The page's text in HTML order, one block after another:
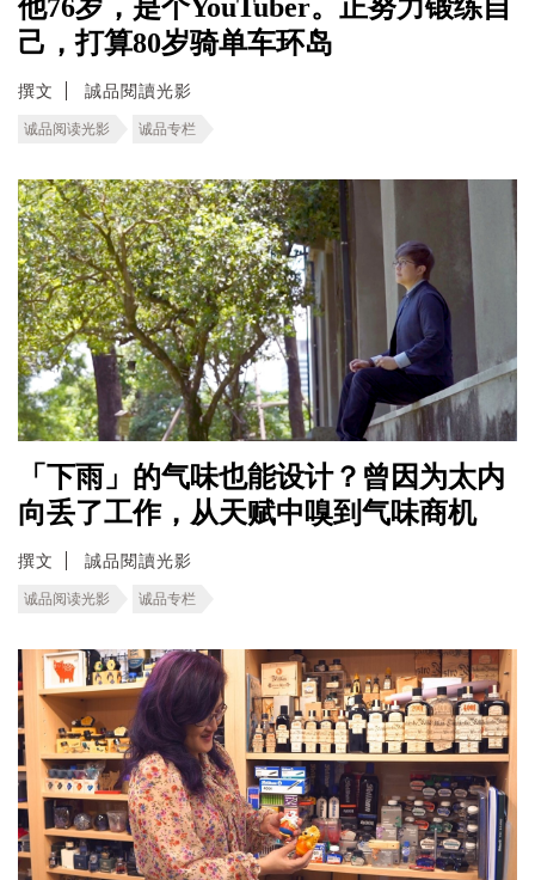
他76岁，是个YouTuber。正努力锻练自
己，打算80岁骑单车环岛
撰文 誠品閱讀光影
诚品阅读光影 诚品专栏
「下雨」的气味也能设计？曾因为太内
向丢了工作，从天赋中嗅到气味商机
撰文 誠品閱讀光影
诚品阅读光影 诚品专栏